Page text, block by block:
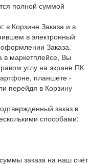
полной суммой
в Корзине Заказа и в
в электронный
Заказа.
в маркетплейсе, Вы
углу на экране ПК
планшете -
перейдя в Корзину
заказ в
способами:
заказа на наш счёт